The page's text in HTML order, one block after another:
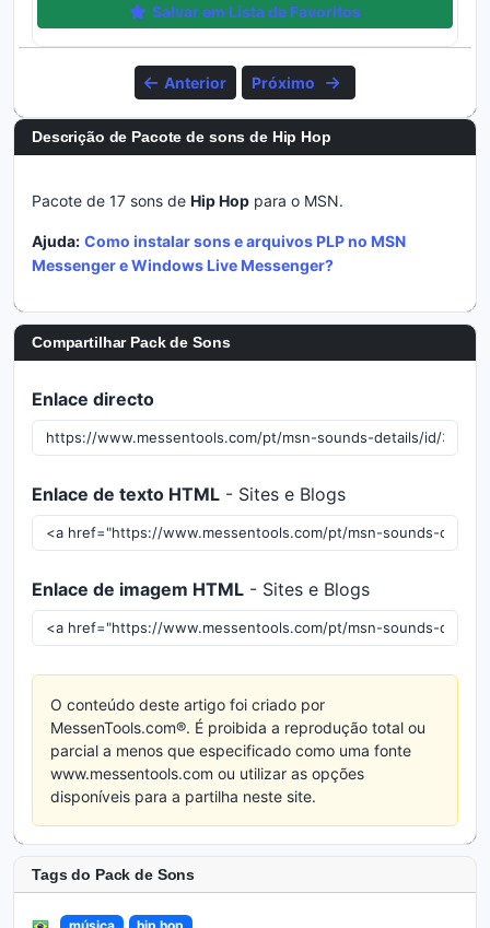
Salvar em Lista de Favoritos
Anterior Próximo
Descrição de Pacote de sons de Hip Hop
Pacote de 17 sons de Hip Hop para o MSN.
Ajuda: Como instalar sons e arquivos PLP no MSN
Messenger e Windows Live Messenger?
Compartilhar Pack de Sons
Enlace directo
Enlace de texto HTML - Sites e Blogs
Enlace de imagem HTML - Sites e Blogs
O conteúdo deste artigo foi criado por
MessenTools.com®. É proibida a reprodução total ou
parcial a menos que especificado como uma fonte
www.messentools.com ou utilizar as opções
disponíveis para a partilha neste site.
Tags do Pack de Sons